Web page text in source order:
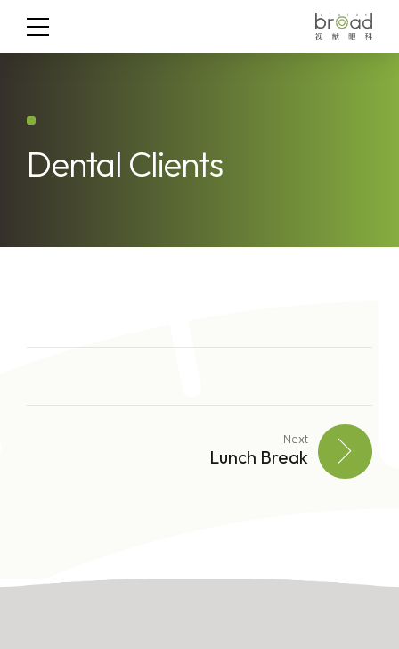
Dental Clients
Next
Lunch Break